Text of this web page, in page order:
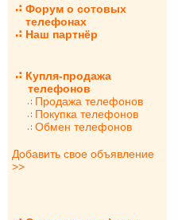
Форум о сотовых
телефонах
Наш партнёр
Купля-продажа
телефонов
Продажа телефонов
Покупка телефонов
Обмен телефонов
Добавить свое объявление
>>